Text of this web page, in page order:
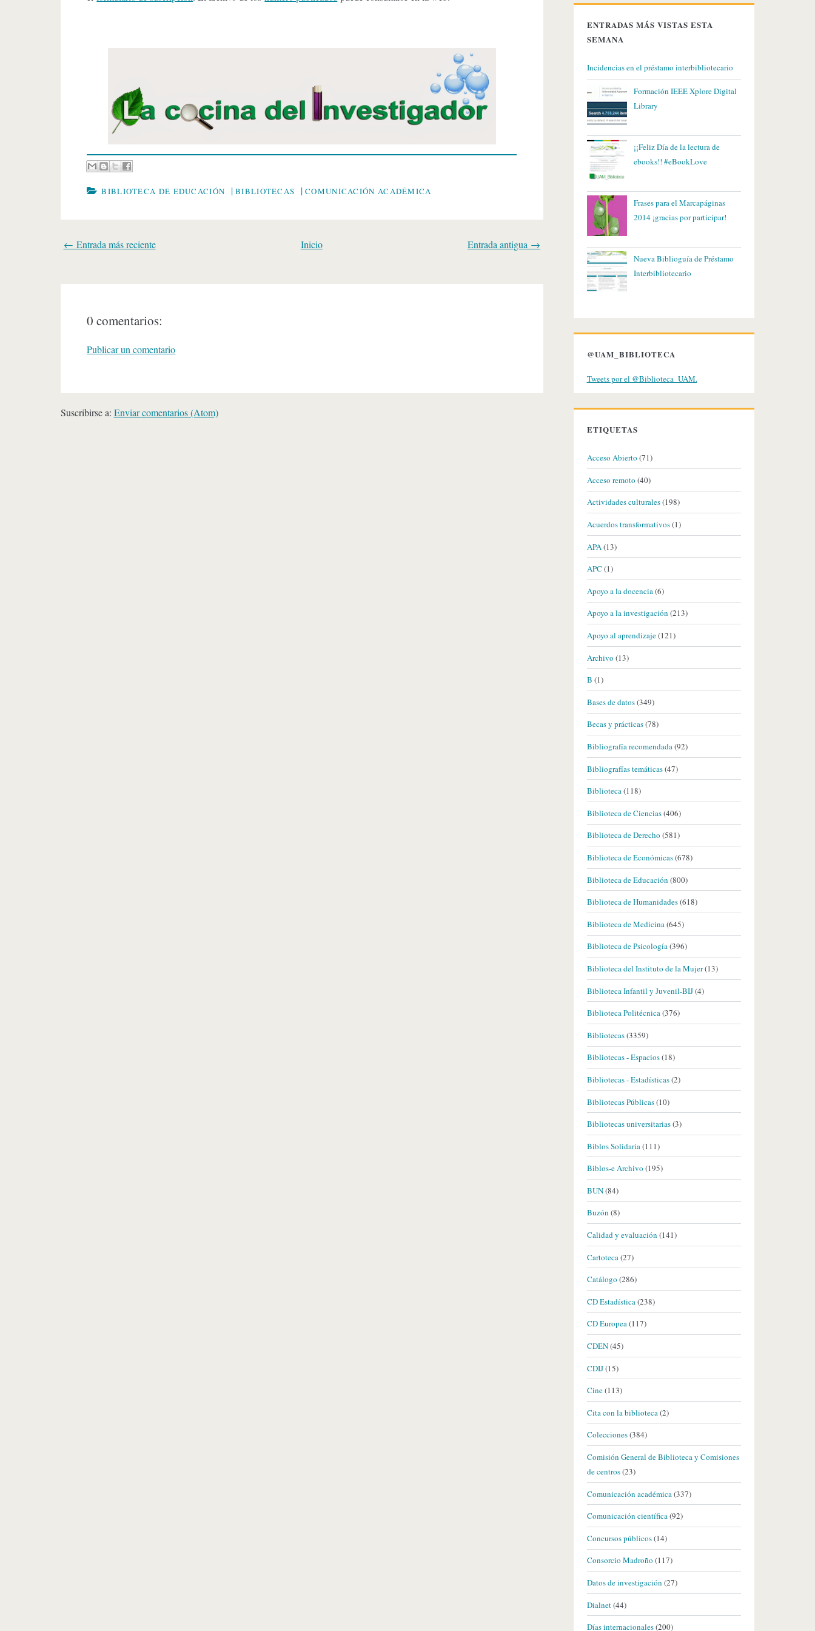
BIBLIOTECA DE EDUCACIÓN |BIBLIOTECAS |COMUNICACIÓN ACADÉMICA
← Entrada más reciente Entrada antigua →
Inicio
0 comentarios:
Publicar un comentario
Suscribirse a: Enviar comentarios (Atom)
f
ENTRADAS MÁS VISTAS ESTA
SEMANA
Incidencias en el préstamo interbibliotecario
Formación IEEE Xplore Digital
Library
¡¡Feliz Día de la lectura de
ebooks!! #eBookLove
Frases para el Marcapáginas
2014 ¡gracias por participar!
Nueva Biblioguía de Préstamo
Interbibliotecario
@UAM_BIBLIOTECA
Tweets por el @Biblioteca_UAM.
ETIQUETAS
Acceso Abierto (71)
Acceso remoto (40)
Actividades culturales(198)
Acuerdos transformativos(1)
APA(13)
APC (1)
Apoyo a la docencia(6)
Apoyo a la investigación (213)
Apoyo al aprendizaje(121)
Archivo (13)
B (1)
Bases de datos(349)
Becas y prácticas(78)
Bibliografía recomendada(92)
Bibliografías temáticas(47)
Biblioteca(118)
Biblioteca de Ciencias(406)
Biblioteca de Derecho (581)
Biblioteca de Económicas(678)
Biblioteca de Educación (800)
Biblioteca de Humanidades(618)
Biblioteca de Medicina(645)
Biblioteca de Psicología(396)
Biblioteca del Instituto de la Mujer(13)
Biblioteca Infantil y Juvenil-BIJ(4)
Biblioteca Politécnica(376)
Bibliotecas(3359)
Bibliotecas - Espacios(18)
Bibliotecas - Estadísticas(2)
Bibliotecas Públicas(10)
Bibliotecas universitarias(3)
Biblos Solidaria(111)
Biblos-e Archivo (195)
BUN(84)
Buzón (8)
Calidad y evaluación (141)
Cartoteca(27)
Catálogo (286)
CD Estadística(238)
CD Europea(117)
CDEN(45)
CDIJ(15)
Cine(113)
Cita con la biblioteca(2)
Colecciones(384)
Comisión General de Biblioteca y Comisiones
de centros(23)
Comunicación académica (337)
Comunicación científica(92)
Concursos públicos(14)
Consorcio Madroño (117)
Datos de investigación (27)
Dialnet(44)
Días internacionales(200)